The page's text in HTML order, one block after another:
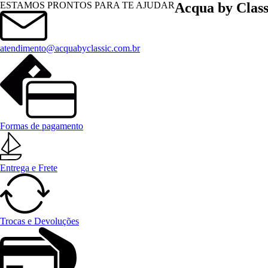
ESTAMOS PRONTOS PARA TE AJUDAR
atendimento@acquabyclassic.com.br
Formas de pagamento
Entrega e Frete
Trocas e Devoluções
Acqua by